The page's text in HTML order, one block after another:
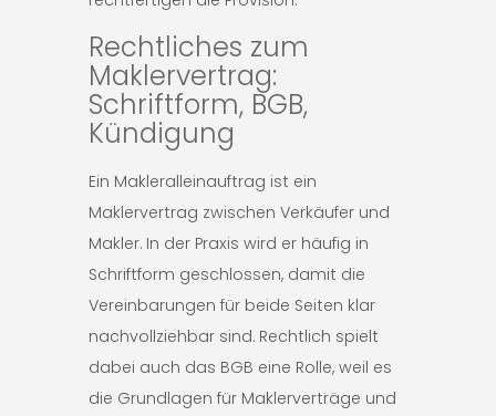
Rechtliches zum
Maklervertrag:
Schriftform, BGB,
Kündigung
Ein Makleralleinauftrag ist ein
Maklervertrag zwischen Verkäufer und
Makler. In der Praxis wird er häufig in
Schriftform geschlossen, damit die
Vereinbarungen für beide Seiten klar
nachvollziehbar sind. Rechtlich spielt
dabei auch das BGB eine Rolle, weil es
die Grundlagen für Maklerverträge und